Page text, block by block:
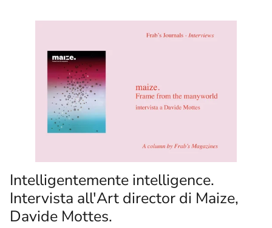
Intelligentemente intelligence.
Intervista all'Art director di Maize,
Davide Mottes.